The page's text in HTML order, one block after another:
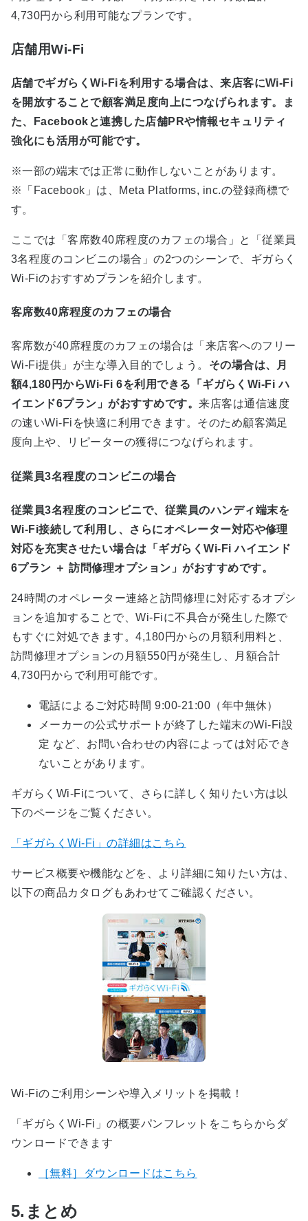
4,730円から利用可能なプランです。
店舗用Wi-Fi
店舗でギガらくWi-Fiを利用する場合は、来店客にWi-Fi
を開放することで顧客満足度向上につなげられます。ま
た、Facebookと連携した店舗PRや情報セキュリティ
強化にも活用が可能です。
※一部の端末では正常に動作しないことがあります。
※「Facebook」は、Meta Platforms, inc.の登録商標で
す。
ここでは「客席数40席程度のカフェの場合」と「従業員
3名程度のコンビニの場合」の2つのシーンで、ギガらく
Wi-Fiのおすすめプランを紹介します。
客席数40席程度のカフェの場合
客席数が40席程度のカフェの場合は「来店客へのフリー
Wi-Fi提供」が主な導入目的でしょう。 その場合は、月
額4,180円からWi-Fi 6を利用できる「ギガらくWi-Fi ハ
イエンド6プラン」がおすすめです。来店客は通信速度
の速いWi-Fiを快適に利用できます。そのため顧客満足
度向上や、リピーターの獲得につなげられます。
従業員3名程度のコンビニの場合
従業員3名程度のコンビニで、従業員のハンディ端末を
Wi-Fi接続して利用し、さらにオペレーター対応や修理
対応を充実させたい場合は「ギガらくWi-Fi ハイエンド
6プラン ＋ 訪問修理オプション」がおすすめです。
24時間のオペレーター連絡と訪問修理に対応するオプシ
ョンを追加することで、Wi-Fiに不具合が発生した際で
もすぐに対処できます。4,180円からの月額利用料と、
訪問修理オプションの月額550円が発生し、月額合計
4,730円からで利用可能です。
電話によるご対応時間 9:00-21:00（年中無休）
メーカーの公式サポートが終了した端末のWi-Fi設
定 など、お問い合わせの内容によっては対応でき
ないことがあります。
ギガらくWi-Fiについて、さらに詳しく知りたい方は以
下のページをご覧ください。
「ギガらくWi-Fi」の詳細はこちら
サービス概要や機能などを、より詳細に知りたい方は、
以下の商品カタログもあわせてご確認ください。
Wi-Fiのご利用シーンや導入メリットを掲載！
「ギガらくWi-Fi」の概要パンフレットをこちらからダ
ウンロードできます
［無料］ダウンロードはこちら
5.まとめ